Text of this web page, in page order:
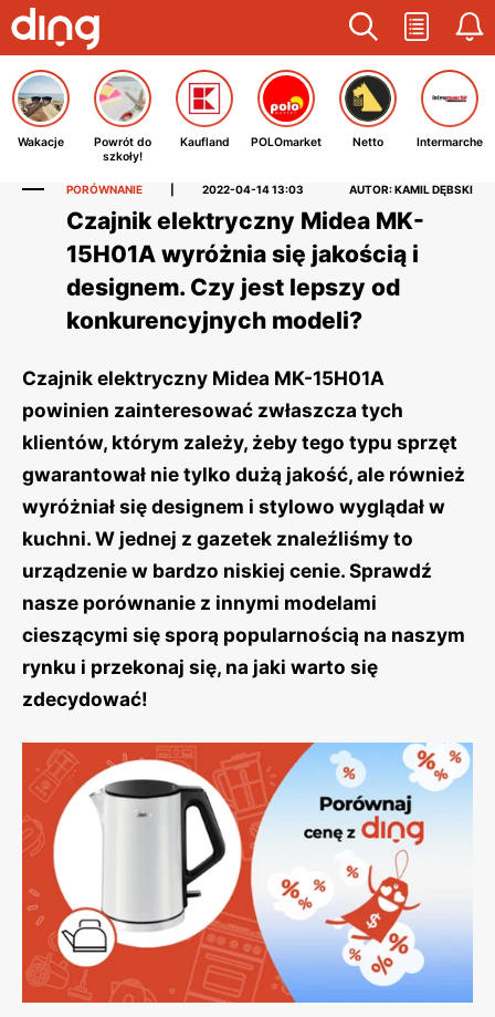
Wakacje
Powrót do
szkoły!
Kaufland POLOmarket Netto Intermarche
PORÓWNANIE 2022-04-14 13:03 AUTOR: KAMIL DĘBSKI
Czajnik elektryczny Midea MK-
15H01A wyróżnia się jakością i
designem. Czy jest lepszy od
konkurencyjnych modeli?
Czajnik elektryczny Midea MK-15H01A
powinien zainteresować zwłaszcza tych
klientów, którym zależy, żeby tego typu sprzęt
gwarantował nie tylko dużą jakość, ale również
wyróżniał się designem i stylowo wyglądał w
kuchni. W jednej z gazetek znaleźliśmy to
urządzenie w bardzo niskiej cenie. Sprawdź
nasze porównanie z innymi modelami
cieszącymi się sporą popularnością na naszym
rynku i przekonaj się, na jaki warto się
zdecydować!